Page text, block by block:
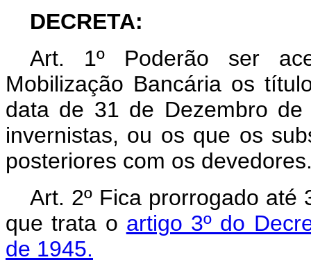
DECRETA:
Art. 1º Poderão ser
Mobilização Bancária os
data de 31 de Dezembro
invernistas, ou os que os
posteriores com os
Art. 2º Fica prorrogado
que trata o artigo 3º do
de 1945.